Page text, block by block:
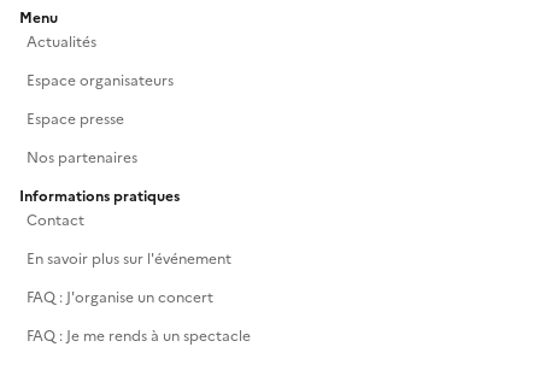
Menu
Actualités
Espace organisateurs
Espace presse
Nos partenaires
Informations pratiques
Contact
En savoir plus sur l'événement
FAQ : J'organise un concert
FAQ : Je me rends à un spectacle